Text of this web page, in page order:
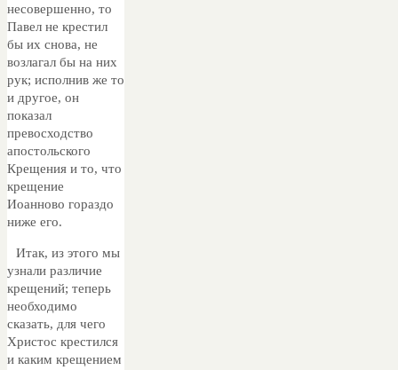
несовершенно, то
Павел не крестил
бы их снова, не
возлагал бы на них
рук; исполнив же то
и другое, он
показал
превосходство
апостольского
Крещения и то, что
крещение
Иоанново гораздо
ниже его.
Итак, из этого мы
узнали различие
крещений; теперь
необходимо
сказать, для чего
Христос крестился
и каким крещением